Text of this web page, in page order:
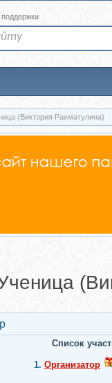
(Виктория Рахматулина)
Список
1. Организатор